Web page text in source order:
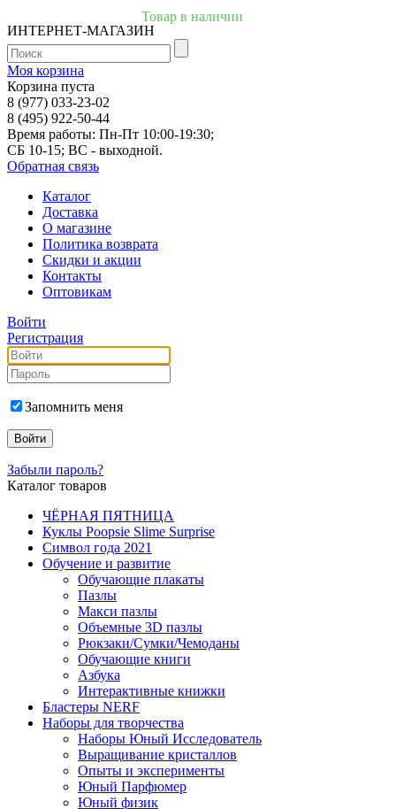
ИНТЕРНЕТ-МАГАЗИН
Моя корзина
Корзина пуста
8 (977) 033-23-02
8 (495) 922-50-44
Время работы: Пн-Пт 10:00-19:30;
СБ 10-15; ВС - выходной.
Обратная связь
Каталог
Доставка
О магазине
Политика возврата
Скидки и акции
Контакты
Оптовикам
Войти
Регистрация
Запомнить меня
Забыли пароль?
Каталог товаров
ЧЁРНАЯ ПЯТНИЦА
Куклы Poopsie Slime Surprise
Символ года 2021
Обучение и развитие
Обучающие плакаты
Пазлы
Макси пазлы
Объемные 3D пазлы
Рюкзаки/Сумки/Чемоданы
Обучающие книги
Азбука
Интерактивные книжки
Бластеры NERF
Наборы для творчества
Наборы Юный Исследователь
Выращивание кристаллов
Опыты и эксперименты
Юный Парфюмер
Юный физик
Товар в наличии